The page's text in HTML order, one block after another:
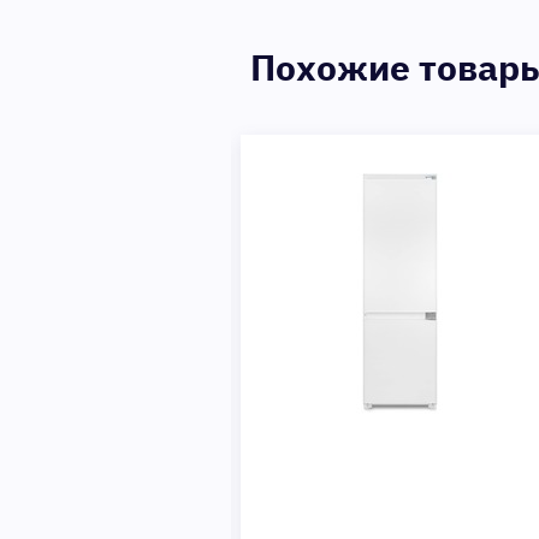
Похожие